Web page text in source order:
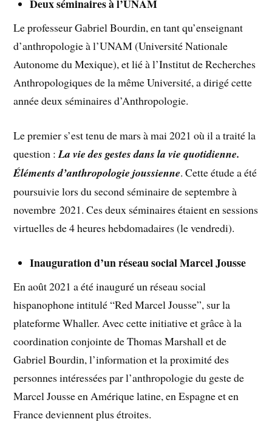
Deux séminaires à l’UNAM
Le professeur Gabriel Bourdin, en tant qu’enseignant
d’anthropologie à l’UNAM (Université Nationale
Autonome du Mexique), et lié à l’Institut de Recherches
Anthropologiques de la même Université, a dirigé cette
année deux séminaires d’Anthropologie.
Le premier s’est tenu de mars à mai 2021 où il a traité la
question :La vie des gestes dans la vie quotidienne.
Éléments d’anthropologie joussienne. Cette étude a été
poursuivie lors du second séminaire de septembre à
novembre 2021. Ces deux séminaires étaient en sessions
virtuelles de 4 heures hebdomadaires (le vendredi).
Inauguration d’un réseau social Marcel Jousse
En août 2021 a été inauguré un réseau social
hispanophone intitulé “Red Marcel Jousse”, sur la
plateforme Whaller. Avec cette initiative et grâce à la
coordination conjointe de Thomas Marshall et de
Gabriel Bourdin, l’information et la proximité des
personnes intéressées par l’anthropologie du geste de
Marcel Jousse en Amérique latine, en Espagne et en
France deviennent plus étroites.